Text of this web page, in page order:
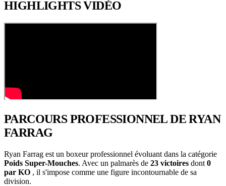
HIGHLIGHTSVIDÉO
PARCOURS PROFESSIONNELDE RYAN
FARRAG
Ryan Farrag est un boxeur professionnel évoluant dans la catégorie
Poids Super-Mouches. Avec un palmarès de 23 victoires dont 0
par KO , il s'impose comme une figure incontournable de sa
division.